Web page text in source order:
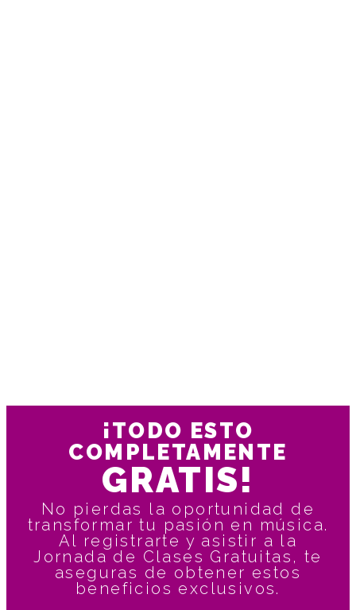
¡TODO ESTO
COMPLETAMENTE
GRATIS!
No pierdas la oportunidad de
transformar tu pasión en música.
Al registrarte y asistir a la
Jornada de Clases Gratuitas, te
aseguras de obtener estos
beneficios exclusivos.